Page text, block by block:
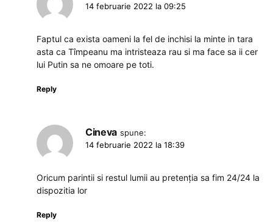
14 februarie 2022 la 09:25
Faptul ca exista oameni la fel de inchisi la minte in tara
asta ca Tîmpeanu ma intristeaza rau si ma face sa ii cer
lui Putin sa ne omoare pe toti.
Reply
Cineva spune:
14 februarie 2022 la 18:39
Oricum parintii si restul lumii au pretenția sa fim 24/24 la
dispozitia lor
Reply